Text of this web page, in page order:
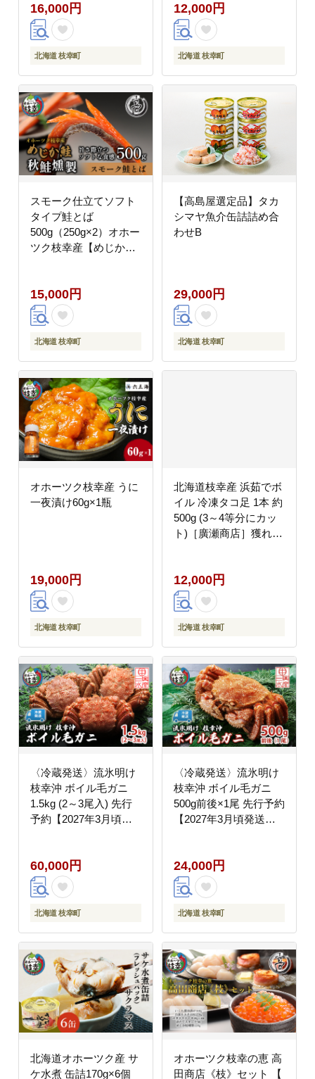
16,000円
北海道 枝幸町
12,000円
北海道 枝幸町
スモーク仕立てソフト
タイプ鮭とば
500g（250g×2）オホー
ツク枝幸産【めじか鮭
15,000円
北海道 枝幸町
【高島屋選定品】タカ
シマヤ魚介缶詰詰め合
わせB
29,000円
北海道 枝幸町
オホーツク枝幸産 うに
一夜漬け60g×1瓶
19,000円
北海道 枝幸町
北海道枝幸産 浜茹でボ
イル 冷凍タコ足 1本 約
500g (3～4等分にカッ
ト)［廣瀬商店］獲れた
脚 小分け 魚介 タコ た
こ 蛸 タコ足 ボイル 浜
茹で 刺身 海の幸 北海
道 枝幸 】
12,000円
北海道 枝幸町
〈冷蔵発送〉流氷明け
枝幸沖 ボイル毛ガニ
1.5kg (2～3尾入) 先行
予約【2027年3月頃発
ク枝幸 前浜【 蟹 魚介
北海道 枝幸 】
60,000円
北海道 枝幸町
〈冷蔵発送〉流氷明け
枝幸沖 ボイル毛ガニ
500g前後×1尾 先行予約
【2027年3月頃発送予
幸 前浜【 蟹 魚介 北海
道 枝幸 】
24,000円
北海道 枝幸町
北海道オホーツク産 サ
ケ水煮 缶詰170g×6個
オホーツク枝幸の恵 高
田商店《枝》セット 【